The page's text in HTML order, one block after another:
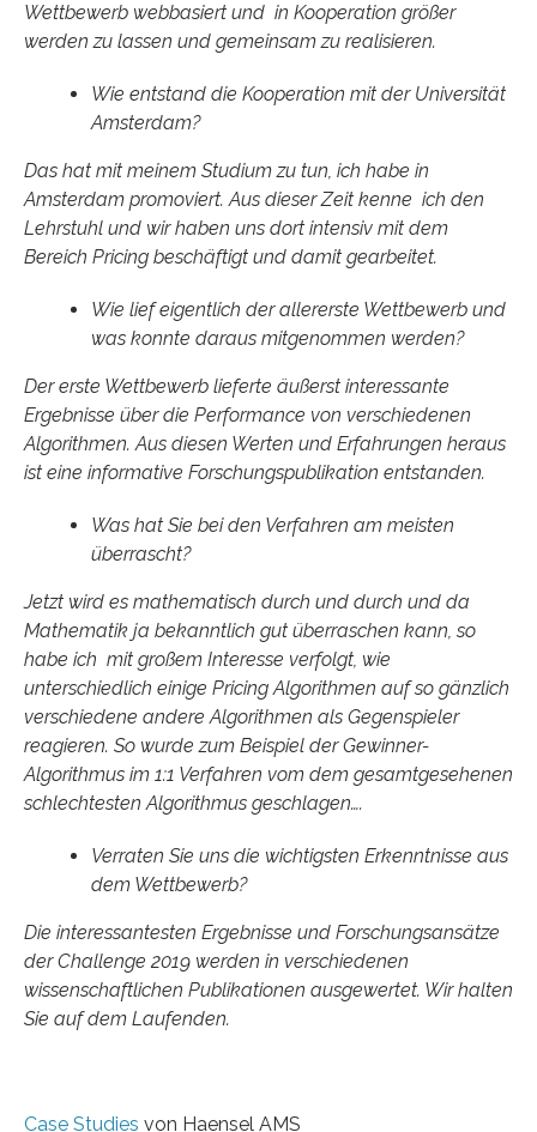
Wettbewerb webbasiert und in Kooperation größer
werden zu lassen und gemeinsam zu realisieren.
Wie entstand die Kooperation mit der Universität
Amsterdam?
Das hat mit meinem Studium zu tun, ich habe in
Amsterdam promoviert. Aus dieser Zeit kenne ich den
Lehrstuhl und wir haben uns dort intensiv mit dem
Bereich Pricing beschäftigt und damit gearbeitet.
Wie lief eigentlich der allererste Wettbewerb und
was konnte daraus mitgenommen werden?
Der erste Wettbewerb lieferte äußerst interessante
Ergebnisse über die Performance von verschiedenen
Algorithmen. Aus diesen Werten und Erfahrungen heraus
ist eine informative Forschungspublikation entstanden.
Was hat Sie bei den Verfahren am meisten
überrascht?
Jetzt wird es mathematisch durch und durch und da
Mathematik ja bekanntlich gut überraschen kann, so
habe ich mit großem Interesse verfolgt, wie
unterschiedlich einige Pricing Algorithmen auf so gänzlich
verschiedene andere Algorithmen als Gegenspieler
reagieren. So wurde zum Beispiel der Gewinner-
Algorithmus im 1:1 Verfahren vom dem gesamtgesehenen
schlechtesten Algorithmus geschlagen….
Verraten Sie uns die wichtigsten Erkenntnisse aus
dem Wettbewerb?
Die interessantesten Ergebnisse und Forschungsansätze
der Challenge 2019 werden in verschiedenen
wissenschaftlichen Publikationen ausgewertet. Wir halten
Sie auf dem Laufenden.
Case Studies von Haensel AMS